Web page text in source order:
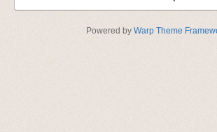
Powered by Warp Theme